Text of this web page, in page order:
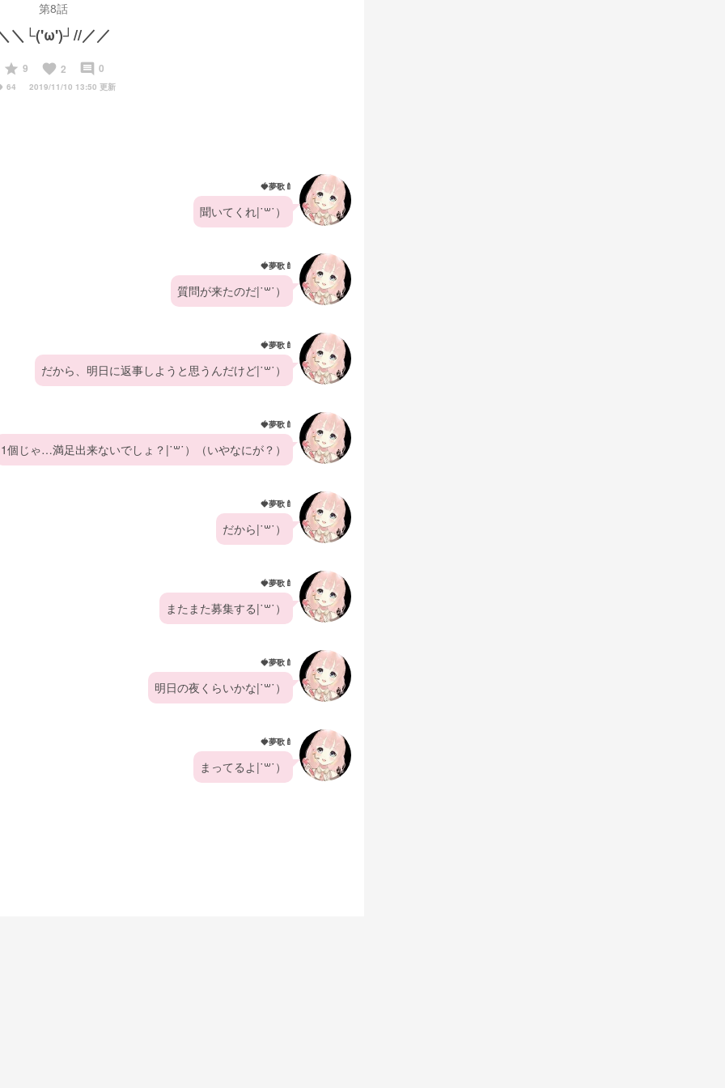
第8話
＼└('ω')┘//／／
start
9 favorite 2 insert_comment 0
64 2019/11/10 13:50 更新
🍓夢歌🍼
聞いてくれ|˙꒳​˙）
🍓夢歌🍼
質問が来たのだ|˙꒳​˙）
🍓夢歌🍼
だから、明日に返事しようと思うんだけど|˙꒳​˙）
🍓夢歌🍼
1個じゃ…満足出来ないでしょ？|˙꒳​˙）（いやなにが？）
🍓夢歌🍼
だから|˙꒳​˙）
🍓夢歌🍼
またまた募集する|˙꒳​˙）
🍓夢歌🍼
明日の夜くらいかな|˙꒳​˙）
🍓夢歌🍼
まってるよ|˙꒳​˙）